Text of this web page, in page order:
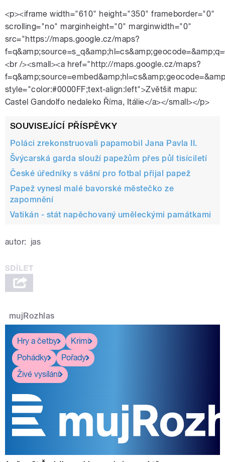
pause
Vatikánské
<p><iframe width="610" height="350" frameborder="0"
scrolling="no" marginheight="0" marginwidth="0"
src="https://maps.google.cz/maps?
<br /><small><a href="http://maps.google.cz/maps?
style="color:#0000FF;text-align:left">Zvětšit mapu:
Castel Gandolfo nedaleko Říma, Itálie</a></small></p>
SOUVISEJÍCÍ PŘÍSPĚVKY
Poláci zrekonstruovali papamobil Jana Pavla II.
Švýcarská garda slouží papežům přes půl tisíciletí
České úředníky s vášní pro fotbal přijal papež
Papež vynesl malé bavorské městečko ze
zapomnění
Vatikán - stát napěchovaný uměleckými památkami
autor: jas
mujRozhlas
Hry a četby
Krimi
Pohádky
Pořady
Živé vysílání